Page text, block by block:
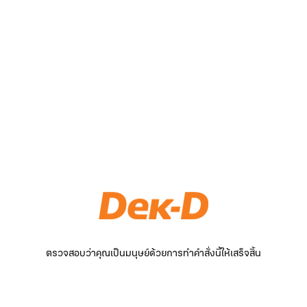
ตรวจสอบว่าคุณเป็นมนุษย์ด้วยการทำคำสั่งนี้ให้เสร็จสิ้น